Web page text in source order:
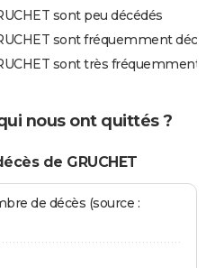
sont peu décédés
sont fréquemment
sont très fréquemment
nous ont quittés ?
de GRUCHET
de décès (source :